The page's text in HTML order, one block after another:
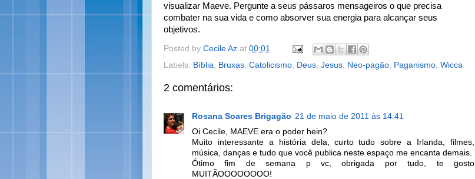
visualizar Maeve. Pergunte a seus pássaros mensageiros o que precisa
combater na sua vida e como absorver sua energia para alcançar seus
objetivos.
Posted by Cecile Az at 00:01
Labels: Bíblia Bruxas Catolicismo Deus Jesus Neo-pagão Paganismo Wicca
2 comentários:
Rosana Soares Brigagão 21 de maio de 2011 às 14:41
Oi Cecile, MAEVE era o poder hein?
Muito interessante a história dela, curto tudo sobre a Irlanda, filmes,
música, danças e tudo que você publica neste espaço me encanta demais.
Ótimo fim de semana p vc, obrigada por tudo, te gosto
MUITÃOOOOOOOO!